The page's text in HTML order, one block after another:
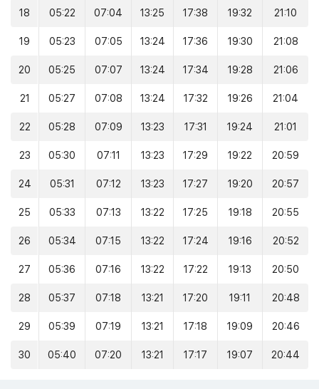
18 05:22 07:04 13:25 17:38 19:32 21:10
19 05:23 07:05 13:24 17:36 19:30 21:08
20 05:25 07:07 13:24 17:34 19:28 21:06
21 05:27 07:08 13:24 17:32 19:26 21:04
22 05:28 07:09 13:23 17:31 19:24 21:01
23 05:30 07:11 13:23 17:29 19:22 20:59
24 05:31 07:12 13:23 17:27 19:20 20:57
25 05:33 07:13 13:22 17:25 19:18 20:55
26 05:34 07:15 13:22 17:24 19:16 20:52
27 05:36 07:16 13:22 17:22 19:13 20:50
28 05:37 07:18 13:21 17:20 19:11 20:48
29 05:39 07:19 13:21 17:18 19:09 20:46
30 05:40 07:20 13:21 17:17 19:07 20:44